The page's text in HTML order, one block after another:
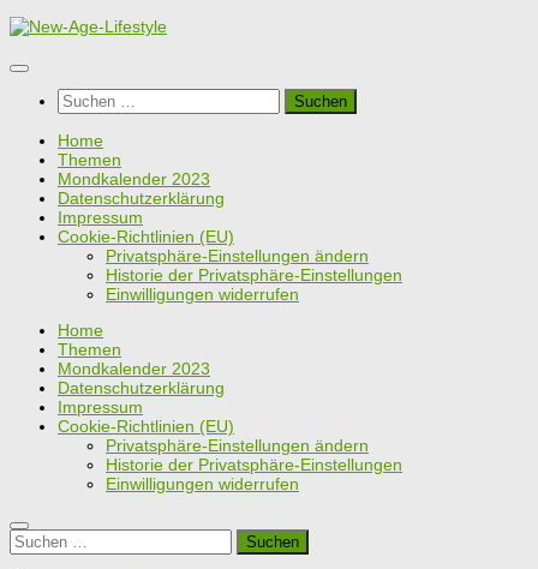
Zum
springen
Suchen
nach:
Home
Themen
Mondkalender 2023
Datenschutzerklärung
Impressum
Cookie-Richtlinien (EU)
Privatsphäre-Einstellungen ändern
Historie der Privatsphäre-Einstellungen
Einwilligungen widerrufen
Home
Themen
Mondkalender 2023
Datenschutzerklärung
Impressum
Cookie-Richtlinien (EU)
Privatsphäre-Einstellungen ändern
Historie der Privatsphäre-Einstellungen
Einwilligungen widerrufen
Suchen
nach: